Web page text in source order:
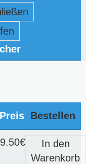
Preis Bestellen
9.50€
In den
Warenkorb